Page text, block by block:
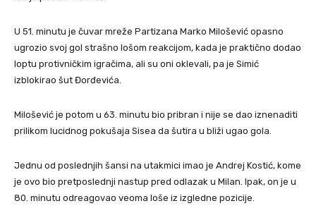
U 51. minutu je čuvar mreže Partizana Marko Milošević opasno
ugrozio svoj gol strašno lošom reakcijom, kada je praktično dodao
loptu protivničkim igračima, ali su oni oklevali, pa je Simić
izblokirao šut Đorđevića.
Milošević je potom u 63. minutu bio pribran i nije se dao iznenaditi
prilikom lucidnog pokušaja Sisea da šutira u bliži ugao gola.
Jednu od poslednjih šansi na utakmici imao je Andrej Kostić, kome
je ovo bio pretposlednji nastup pred odlazak u Milan. Ipak, on je u
80. minutu odreagovao veoma loše iz izgledne pozicije.